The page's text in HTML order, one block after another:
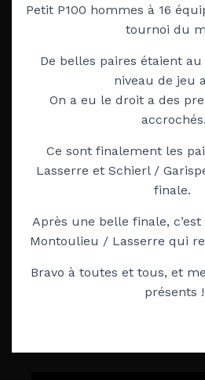
Petit P100 hommes à 16
tournoi du
De belles paires étaient
niveau de jeu
On a eu le droit a des
accrochés.
Ce sont finalement les
Lasserre et Schierl /
finale.
Après une belle finale,
Montoulieu / Lasserre qui
Bravo à toutes et tous, et
présents !